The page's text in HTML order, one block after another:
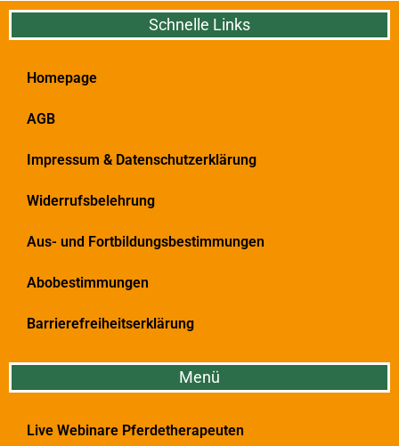
Schnelle Links
Homepage
AGB
Impressum & Datenschutzerklärung
Widerrufsbelehrung
Aus- und Fortbildungsbestimmungen
Abobestimmungen
Barrierefreiheitserklärung
Menü
Live Webinare Pferdetherapeuten